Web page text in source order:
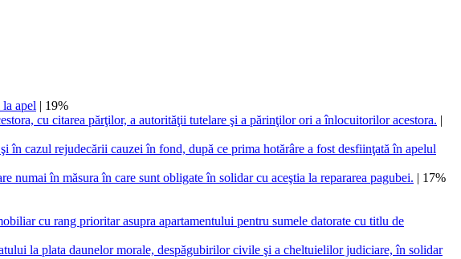
apel | 19%
cu citarea părţilor, a autorităţii tutelare şi a părinţilor ori a înlocuitorilor acestora. |
cazul rejudecării cauzei în fond, după ce prima hotărâre a fost desfiinţată în apelul
în măsura în care sunt obligate în solidar cu aceştia la repararea pagubei. | 17%
cu rang prioritar asupra apartamentului pentru sumele datorate cu titlu de
la plata daunelor morale, despăgubirilor civile şi a cheltuielilor judiciare, în solidar